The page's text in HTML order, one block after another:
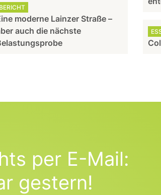
BERICHT
moderne Lainzer Straße –
auch die nächste
per E-Mail:
gestern!